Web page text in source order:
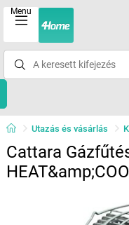
Menu
Utazás és vásárlás
Cattara